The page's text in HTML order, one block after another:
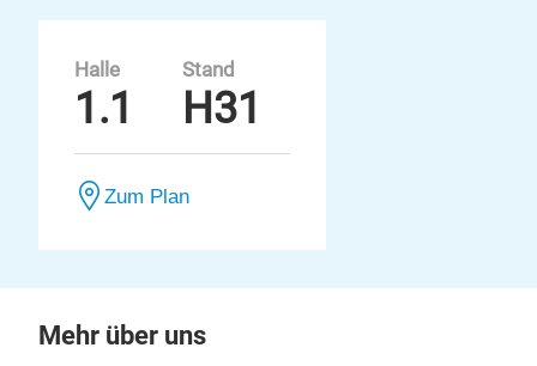
Halle
1.1
Stand
H31
Zum Plan
Mehr über uns